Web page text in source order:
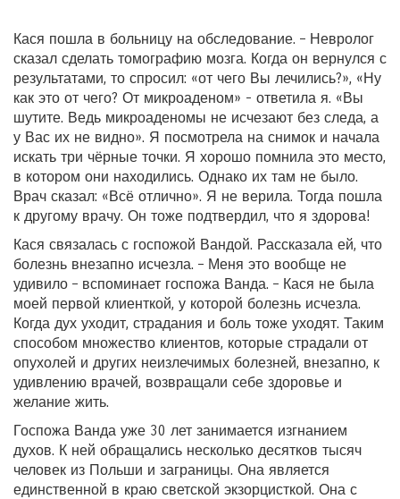
Кася пошла в больницу на обследование. – Невролог
сказал сделать томографию мозга. Когда он вернулся с
результатами, то спросил: «от чего Вы лечились?», «Ну
как это от чего? От микроаденом» - ответила я. «Вы
шутите. Ведь микроаденомы не исчезают без следа, а
у Вас их не видно». Я посмотрела на снимок и начала
искать три чёрные точки. Я хорошо помнила это место,
в котором они находились. Однако их там не было.
Врач сказал: «Всё отлично». Я не верила. Тогда пошла
к другому врачу. Он тоже подтвердил, что я здорова!
Кася связалась с госпожой Вандой. Рассказала ей, что
болезнь внезапно исчезла. – Меня это вообще не
удивило – вспоминает госпожа Ванда. – Кася не была
моей первой клиенткой, у которой болезнь исчезла.
Когда дух уходит, страдания и боль тоже уходят. Таким
способом множество клиентов, которые страдали от
опухолей и других неизлечимых болезней, внезапно, к
удивлению врачей, возвращали себе здоровье и
желание жить.
Госпожа Ванда уже 30 лет занимается изгнанием
духов. К ней обращались несколько десятков тысяч
человек из Польши и заграницы. Она является
единственной в краю светской экзорцисткой. Она с